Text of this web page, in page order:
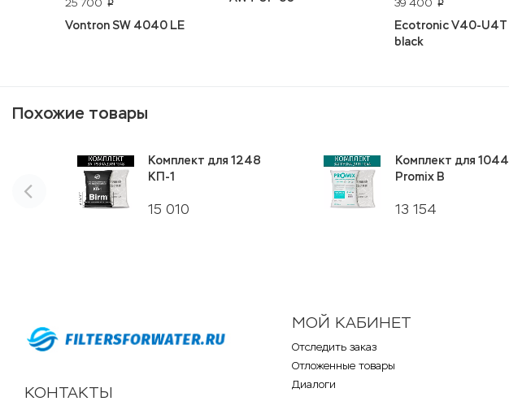
p
Vontron SW 4040 LE
p
Ecotronic V40-U4T
black
Похожие товары
15 010
Комплект для 1248
КП-1
13 154
Комплект для 1044
Promix B
КОНТАКТЫ
МОЙ КАБИНЕТ
Отследить заказ
Отложенные товары
Диалоги